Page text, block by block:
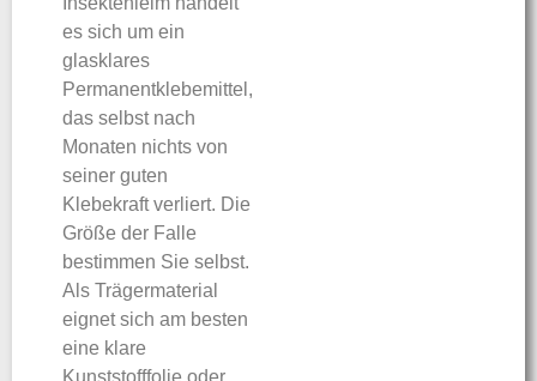
es sich um ein
glasklares
Permanentklebemittel,
das selbst nach
Monaten nichts von
seiner guten
Klebekraft verliert. Die
Größe der Falle
bestimmen Sie selbst.
Als Trägermaterial
eignet sich am besten
eine klare